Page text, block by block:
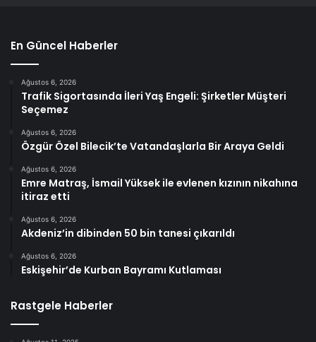
En Güncel Haberler
Ağustos 6, 2026
Trafik Sigortasında İleri Yaş Engeli: Şirketler Müşteri
Seçemez
Ağustos 6, 2026
Özgür Özel Bilecik’te Vatandaşlarla Bir Araya Geldi
Ağustos 6, 2026
Emre Matraş, İsmail Yüksek ile evlenen kızının nikahına
itiraz etti
Ağustos 6, 2026
Akdeniz’in dibinden 50 bin tanesi çıkarıldı
Ağustos 6, 2026
Eskişehir’de Kurban Bayramı Kutlaması
Rastgele Haberler